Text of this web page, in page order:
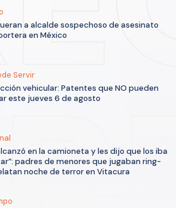
a alcalde sospechoso de asesinato
en México
Servir
vehicular: Patentes que NO pueden
este jueves 6 de agosto
en la camioneta y les dijo que los iba
padres de menores que jugaban ring-
noche de terror en Vitacura